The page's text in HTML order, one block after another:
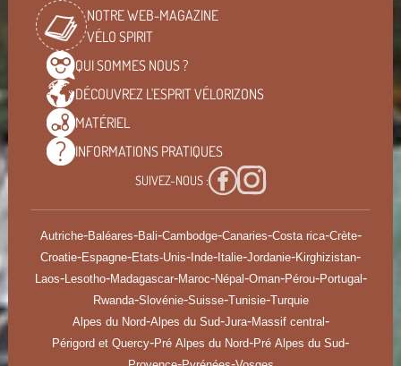
NOTRE WEB-MAGAZINE
VÉLO SPIRIT
QUI SOMMES NOUS ?
DÉCOUVREZ L'ESPRITVÉLORIZONS
MATÉRIEL
INFORMATIONS PRATIQUES
SUIVEZ-NOUS :
Autriche-Baléares-Bali-Cambodge-Canaries-Costa rica-Crète-
Croatie-Espagne-Etats-Unis-Inde-Italie-Jordanie-Kirghizistan-
Laos-Lesotho-Madagascar-Maroc-Népal-Oman-Pérou-Portugal-
Rwanda-Slovénie-Suisse-Tunisie-Turquie
Alpes du Nord-Alpes du Sud-Jura-Massif central-
Périgord et Quercy-Pré Alpes du Nord-Pré Alpes du Sud-